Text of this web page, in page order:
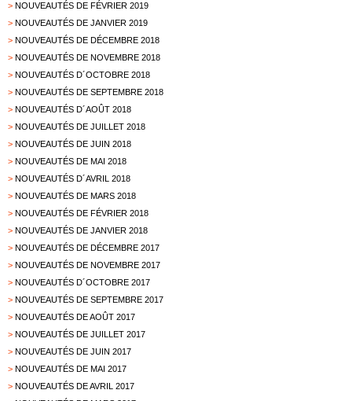
> NOUVEAUTÉS DE FÉVRIER 2019
> NOUVEAUTÉS DE JANVIER 2019
> NOUVEAUTÉS DE DÉCEMBRE 2018
> NOUVEAUTÉS DE NOVEMBRE 2018
> NOUVEAUTÉS D´OCTOBRE 2018
> NOUVEAUTÉS DE SEPTEMBRE 2018
> NOUVEAUTÉS D´AOÛT 2018
> NOUVEAUTÉS DE JUILLET 2018
> NOUVEAUTÉS DE JUIN 2018
> NOUVEAUTÉS DE MAI 2018
> NOUVEAUTÉS D´AVRIL 2018
> NOUVEAUTÉS DE MARS 2018
> NOUVEAUTÉS DE FÉVRIER 2018
> NOUVEAUTÉS DE JANVIER 2018
> NOUVEAUTÉS DE DÉCEMBRE 2017
> NOUVEAUTÉS DE NOVEMBRE 2017
> NOUVEAUTÉS D´OCTOBRE 2017
> NOUVEAUTÉS DE SEPTEMBRE 2017
> NOUVEAUTÉS DE AOÛT 2017
> NOUVEAUTÉS DE JUILLET 2017
> NOUVEAUTÉS DE JUIN 2017
> NOUVEAUTÉS DE MAI 2017
> NOUVEAUTÉS DE AVRIL 2017